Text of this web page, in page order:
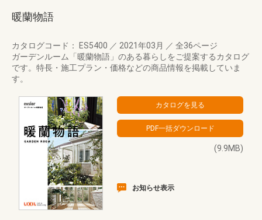
暖蘭物語
カタログコード： ES5400 ／ 2021年03月 ／ 全36ページ
ガーデンルーム「暖蘭物語」のある暮らしをご提案するカタログ
です。特長・施工プラン・価格などの商品情報を掲載していま
す。
(9.9MB)
お知らせ表示